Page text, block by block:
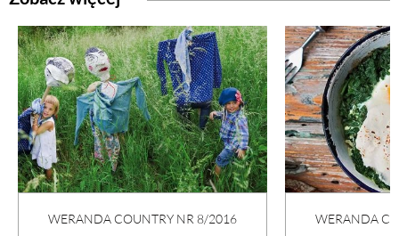
WERANDA COUNTRY NR 8/2016 WERANDA